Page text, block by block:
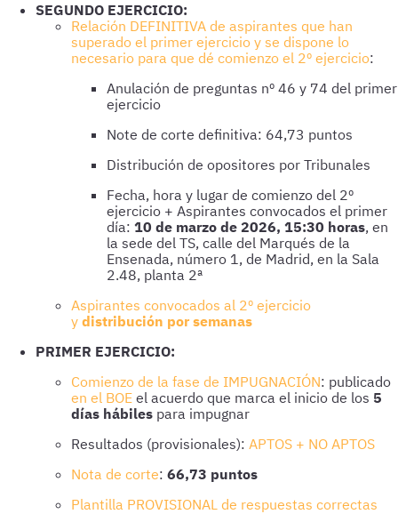
SEGUNDO EJERCICIO:
Relación DEFINITIVA de aspirantes que han
superado el primer ejercicio y se dispone lo
necesario para que dé comienzo el 2º ejercicio:
Anulación de preguntas nº 46 y 74 del primer
ejercicio
Note de corte definitiva: 64,73 puntos
Distribución de opositores por Tribunales
Fecha, hora y lugar de comienzo del 2º
ejercicio + Aspirantes convocados el primer
día: 10 de marzo de 2026, 15:30 horas, en
la sede del TS, calle del Marqués de la
Ensenada, número 1, de Madrid, en la Sala
2.48, planta 2ª
Aspirantes convocados al 2º ejercicio
y distribución por semanas
PRIMER EJERCICIO:
Comienzo de la fase de IMPUGNACIÓN: publicado
en el BOE el acuerdo que marca el inicio de los 5
días hábiles para impugnar
Resultados (provisionales): APTOS + NO APTOS
Nota de corte: 66,73 puntos
Plantilla PROVISIONAL de respuestas correctas